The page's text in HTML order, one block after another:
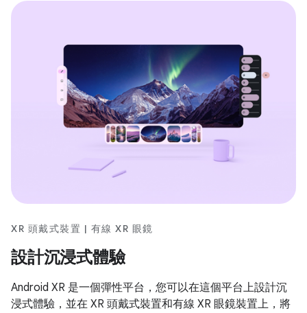
XR 頭戴式裝置 | 有線 XR 眼鏡
設計沉浸式體驗
Android XR 是一個彈性平台，您可以在這個平台上設計沉
浸式體驗，並在 XR 頭戴式裝置和有線 XR 眼鏡裝置上，將